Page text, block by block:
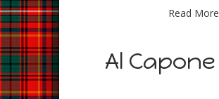
Read More
Al Capone